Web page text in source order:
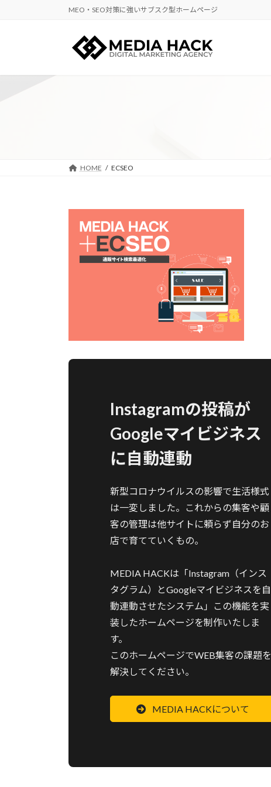
へ
ョ
MEO・SEO対策に強いサブスク型ホームページ
HOME ECSEO
Instagramの投稿が
Googleマイビジネス
に自動連動
新型コロナウイルスの影響で生活様式
は一変しました。これからの集客や顧
客の管理は他サイトに頼らず自分のお
店で育てていくもの。
MEDIA HACKは「Instagram（インス
タグラム）とGoogleマイビジネスを自
動連動させたシステム」この機能を実
装したホームページを制作いたしま
す。
このホームページでWEB集客の課題を
解決してください。
MEDIA HACKについて